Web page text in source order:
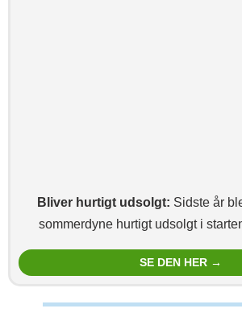
Bliver hurtigt udsolgt: Sidste år
sommerdyne hurtigt udsolgt i
SE DEN HER →